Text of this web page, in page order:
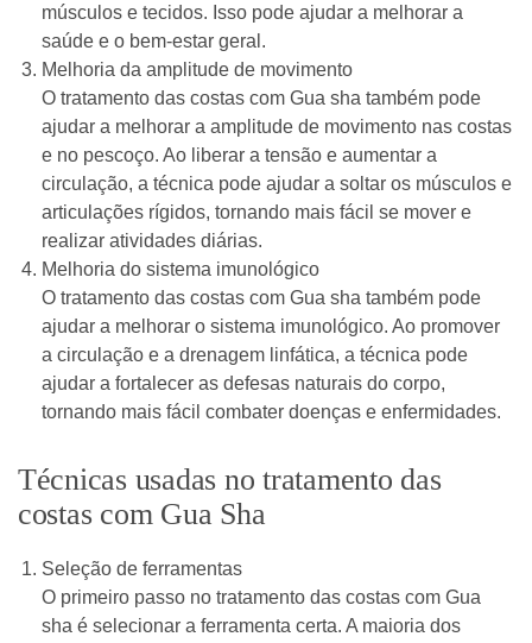
músculos e tecidos. Isso pode ajudar a melhorar a
saúde e o bem-estar geral.
Melhoria da amplitude de movimento
O tratamento das costas com Gua sha também pode
ajudar a melhorar a amplitude de movimento nas costas
e no pescoço. Ao liberar a tensão e aumentar a
circulação, a técnica pode ajudar a soltar os músculos e
articulações rígidos, tornando mais fácil se mover e
realizar atividades diárias.
Melhoria do sistema imunológico
O tratamento das costas com Gua sha também pode
ajudar a melhorar o sistema imunológico. Ao promover
a circulação e a drenagem linfática, a técnica pode
ajudar a fortalecer as defesas naturais do corpo,
tornando mais fácil combater doenças e enfermidades.
Técnicas usadas no tratamento das
costas com Gua Sha
Seleção de ferramentas
O primeiro passo no tratamento das costas com Gua
sha é selecionar a ferramenta certa. A maioria dos